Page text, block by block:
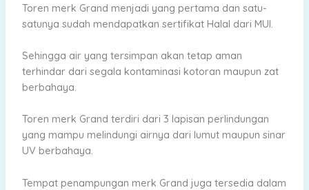
Toren merk Grand menjadi yang pertama dan satu-
satunya sudah mendapatkan sertifikat Halal dari MUI.
Sehingga air yang tersimpan akan tetap aman
terhindar dari segala kontaminasi kotoran maupun zat
berbahaya.
Toren merk Grand terdiri dari 3 lapisan perlindungan
yang mampu melindungi airnya dari lumut maupun sinar
UV berbahaya.
Tempat penampungan merk Grand juga tersedia dalam